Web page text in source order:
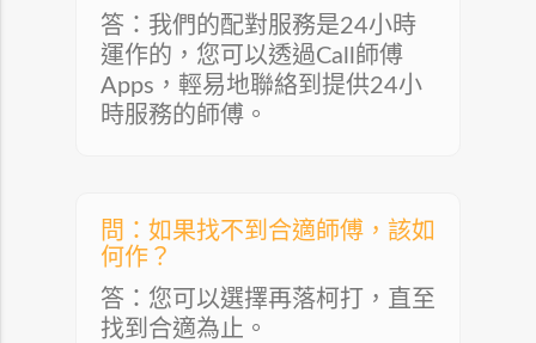
答：我們的配對服務是24小時
運作的，您可以透過Call師傅
Apps，輕易地聯絡到提供24小
時服務的師傅。
問：如果找不到合適師傅，該如
何作？
答：您可以選擇再落柯打，直至
找到合適為止。